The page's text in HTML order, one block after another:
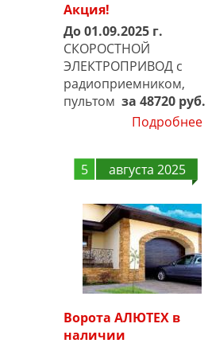
Акция!
До 01.09.2025 г.
СКОРОСТНОЙ
ЭЛЕКТРОПРИВОД с
радиоприемником,
пультом за 48720 руб.
Подробнее
5 августа 2025
Ворота АЛЮТЕХ в
наличии